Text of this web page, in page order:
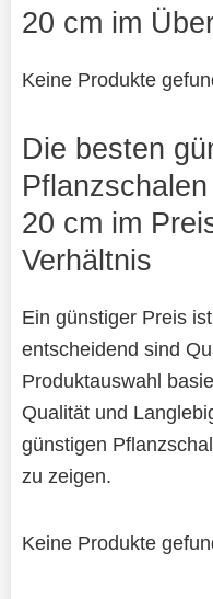
20 cm im
Keine Produkte
Die besten
20 cm im
Verhältnis
Ein günstiger Preis
entscheidend sind
Produktauswahl
Qualität und
günstigen
zu zeigen.
Keine Produkte